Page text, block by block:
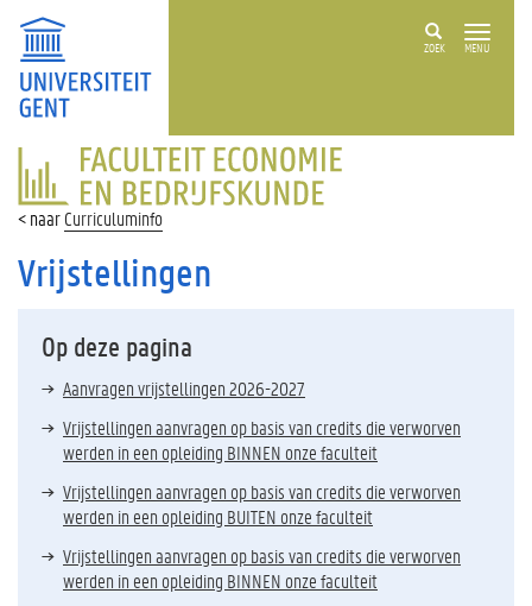
ZOEK MENU
FACULTEIT
ECONOMIE
EN
BEDRIJFSKUNDE
Curriculuminfo
Vrijstellingen
Op deze pagina
Aanvragen vrijstellingen 2026-2027
Vrijstellingen aanvragen op basis van credits die verworven
werden in een opleiding BINNEN onze faculteit
Vrijstellingen aanvragen op basis van credits die verworven
werden in een opleiding BUITEN onze faculteit
Vrijstellingen aanvragen op basis van credits die verworven
werden in een opleiding BINNEN onze faculteit